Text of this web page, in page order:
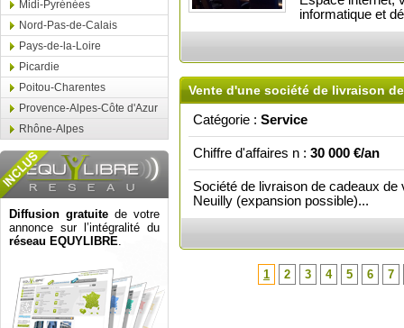
Midi-Pyrénées
Nord-Pas-de-Calais
Pays-de-la-Loire
Picardie
Poitou-Charentes
Provence-Alpes-Côte d'Azur
Rhône-Alpes
Diffusion gratuite de votre
annonce sur l’intégralité du
réseau EQUYLIBRE.
informatique et
Vente d'une société de livraison
Catégorie : Service
Chiffre d'affaires n : 30 000 €/an
Société de livraison de cadeaux
Neuilly (expansion possible)...
1 2 3 4 5 6 7